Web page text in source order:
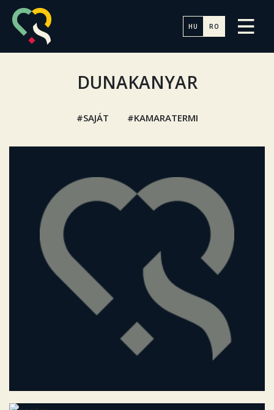
HU RO
DUNAKANYAR
SAJÁT KAMARATERMI